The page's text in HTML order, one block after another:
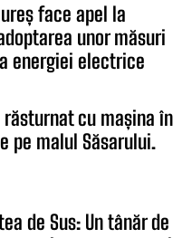
face apel la
unor măsuri
energiei electrice
răsturnat cu mașina în
pe malul Săsarului.
de Sus: Un tânăr de